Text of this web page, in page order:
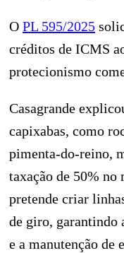
O PL 595/2025
créditos de ICMS
protecionismo
Casagrande
capixabas, como
pimenta-do-reino,
taxação de 50% no
pretende criar
de giro, garantindo
e a manutenção de